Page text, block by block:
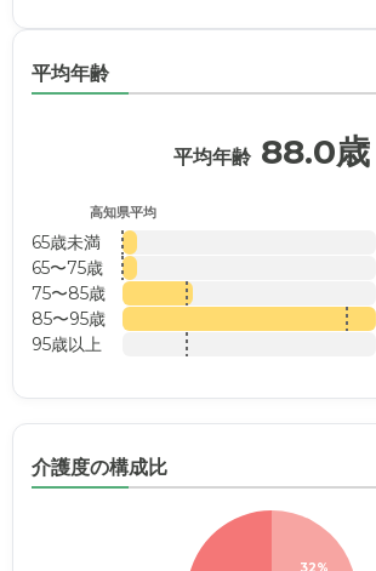
平均年齢
平均年齢 88.0歳
高知県平均
65歳未満
65〜75歳
75〜85歳
85〜95歳
95歳以上
介護度の構成比
32%